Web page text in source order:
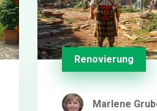
Renovierung
Marlene